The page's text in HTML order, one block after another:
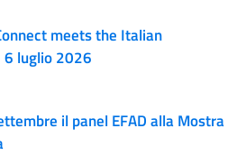
meets the Italian
6 luglio 2026
il panel EFAD alla Mostra